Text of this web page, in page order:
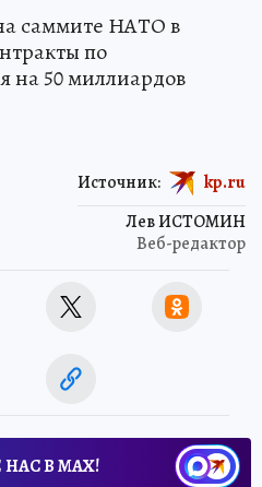
саммите НАТО в
по
на 50 миллиардов
Лев ИСТОМИН
Веб-редактор
Источник: kp.ru
В МАХ!